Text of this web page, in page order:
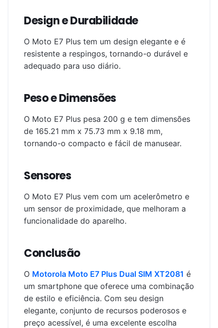
Design e Durabilidade
O Moto E7 Plus tem um design elegante e é
resistente a respingos, tornando-o durável e
adequado para uso diário.
Peso e Dimensões
O Moto E7 Plus pesa 200 g e tem dimensões
de 165.21 mm x 75.73 mm x 9.18 mm,
tornando-o compacto e fácil de manusear.
Sensores
O Moto E7 Plus vem com um acelerômetro e
um sensor de proximidade, que melhoram a
funcionalidade do aparelho.
Conclusão
O Motorola Moto E7 Plus Dual SIM XT2081 é
um smartphone que oferece uma combinação
de estilo e eficiência. Com seu design
elegante, conjunto de recursos poderosos e
preço acessível, é uma excelente escolha